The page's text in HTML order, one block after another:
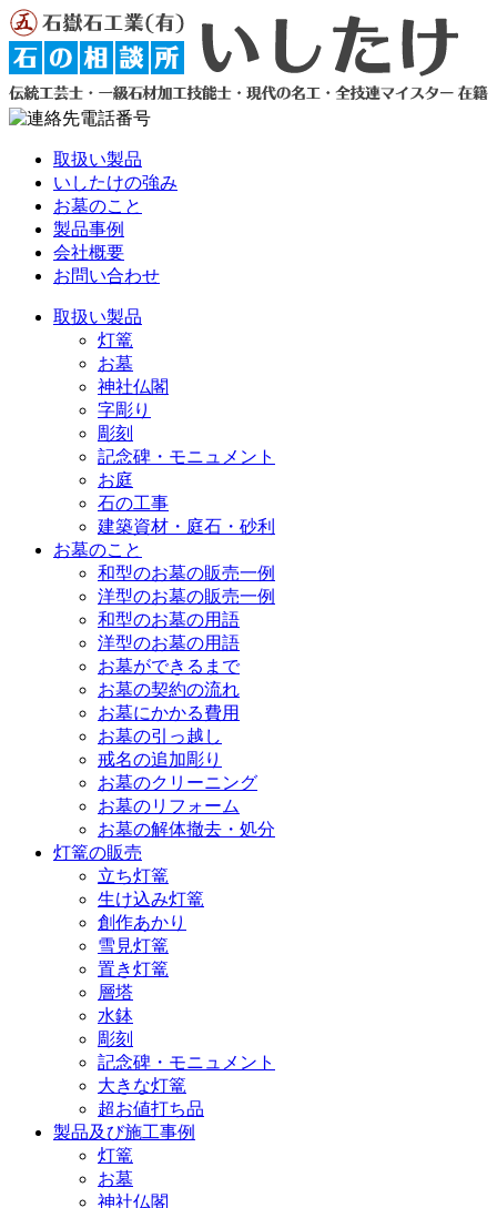
取扱い製品
いしたけの強み
お墓のこと
製品事例
会社概要
お問い合わせ
取扱い製品
灯篭
お墓
神社仏閣
字彫り
彫刻
記念碑・モニュメント
お庭
石の工事
建築資材・庭石・砂利
お墓のこと
和型のお墓の販売一例
洋型のお墓の販売一例
和型のお墓の用語
洋型のお墓の用語
お墓ができるまで
お墓の契約の流れ
お墓にかかる費用
お墓の引っ越し
戒名の追加彫り
お墓のクリーニング
お墓のリフォーム
お墓の解体撤去・処分
灯篭の販売
立ち灯篭
生け込み灯篭
創作あかり
雪見灯篭
置き灯篭
層塔
水鉢
彫刻
記念碑・モニュメント
大きな灯篭
超お値打ち品
製品及び施工事例
灯篭
お墓
神社仏閣